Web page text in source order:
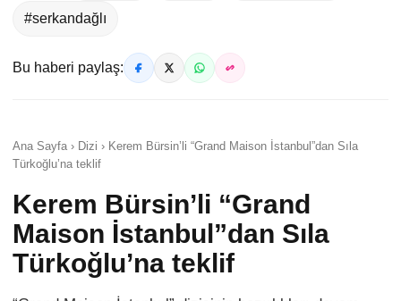
#serkandağlı
Bu haberi paylaş:
Ana Sayfa › Dizi › Kerem Bürsin’li “Grand Maison İstanbul”dan Sıla
Türkoğlu’na teklif
Kerem Bürsin’li “Grand
Maison İstanbul”dan Sıla
Türkoğlu’na teklif